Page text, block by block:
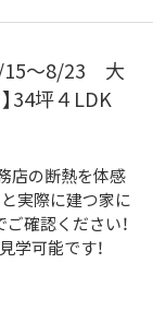
15～8/23 大
34坪４LDK
店の断熱を体感
と実際に建つ家に
確認ください！
学可能です！